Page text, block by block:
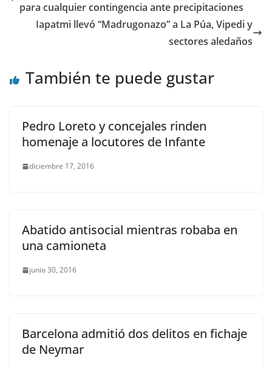
para cualquier contingencia ante precipitaciones
Iapatmi llevó “Madrugonazo” a La Púa, Vipedi y
sectores aledaños
También te puede gustar
Pedro Loreto y concejales rinden
homenaje a locutores de Infante
diciembre 17, 2016
Abatido antisocial mientras robaba en
una camioneta
junio 30, 2016
Barcelona admitió dos delitos en fichaje
de Neymar